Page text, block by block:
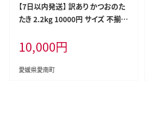
【7日以内発送】 訳あり かつおのた
たき 2.2kg 10000円 サイズ 不揃い
鮮魚 天然 鰹 四国一 水揚げ タタキ
冷凍 大容量 ふるさと納税魚 ふる
さと納税人気 ふるさと納税カツオ
10,000円
愛媛県愛南町